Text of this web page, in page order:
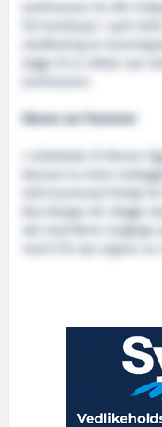
Jomfruturen for MS
frå Hamburg 1. april
stadfesting av
legge til ei rekkje nye
Kleven ser framover
I ordreboka til Kleven
Nansen to store
trål/snurrevad-fartøy
Boa Barges AS. Begge
det med fleire moglege
med å få nye eigarar av